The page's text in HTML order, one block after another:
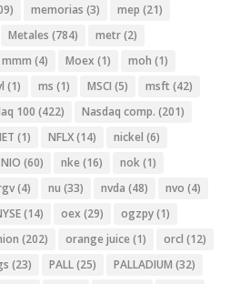
memorias (3) mep (21)
Metales (784) metr(2)
mmm (4) Moex (1) moh (1)
(1) ms (1) MSCI (5) msft (42)
100 (422) Nasdaq comp. (201)
(1) NFLX(14) nickel (6)
NIO (60) nke (16) nok(1)
(4) nu (33) nvda (48) nvo (4)
(14) oex (29) ogzpy(1)
(202) orange juice (1) orcl (12)
(23) PALL(25) PALLADIUM (32)